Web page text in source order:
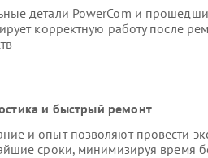
детали PowerCom и
корректную работу после
и быстрый ремонт
и опыт позволяют провести
сроки, минимизируя время